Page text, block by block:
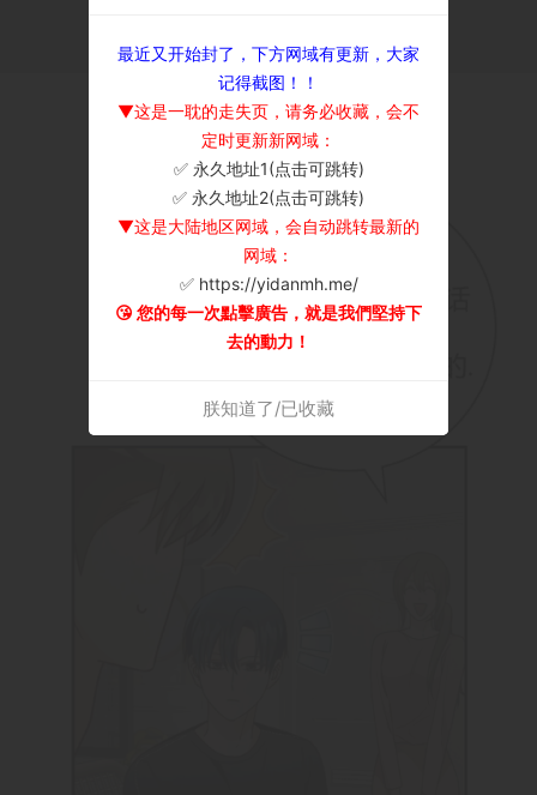
最近又开始封了，下方网域有更新，大家
记得截图！！
▼这是一耽的走失页，请务必收藏，会不
定时更新新网域：
✅ 永久地址1(点击可跳转)
✅ 永久地址2(点击可跳转)
▼这是大陆地区网域，会自动跳转最新的
网域：
✅ https://yidanmh.me/
😘 您的每一次點擊廣告，就是我們堅持下
去的動力！
朕知道了/已收藏